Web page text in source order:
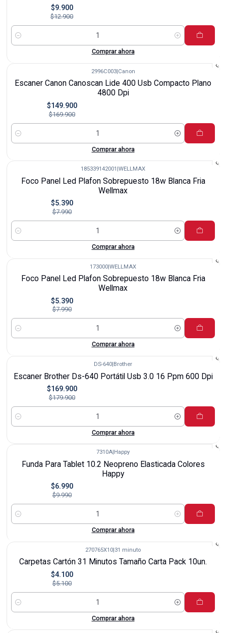
$9.900
$12.900
Cantidad
Comprar ahora
2996C003|Canon
Escaner Canon Canoscan Lide 400 Usb Compacto Plano
4800 Dpi
$149.900
$169.900
Cantidad
Comprar ahora
185339142001 WELLMAX
Foco Panel Led Plafon Sobrepuesto 18w Blanca Fria
Wellmax
$5.390
$7.990
Cantidad
Comprar ahora
173000|WELLMAX
Foco Panel Led Plafon Sobrepuesto 18w Blanca Fria
Wellmax
$5.390
$7.990
Cantidad
Comprar ahora
DS-640 Brother
Escaner Brother Ds-640 Portátil Usb 3.0 16 Ppm 600 Dpi
$169.900
$179.900
Cantidad
Comprar ahora
7310A Happy
Funda Para Tablet 10.2 Neopreno Elasticada Colores
Happy
$6.990
$9.990
Cantidad
Comprar ahora
270765X10|31 minuto
Carpetas Cartón 31 Minutos Tamaño Carta Pack 10un.
$4.100
$5.100
Cantidad
Comprar ahora